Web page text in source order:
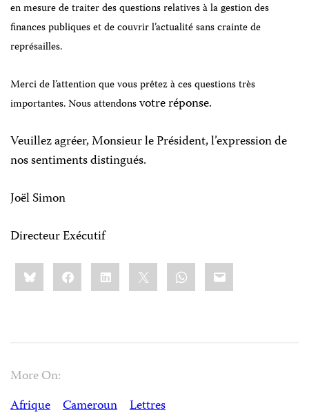
en mesure de traiter des questions relatives à la gestion des
finances publiques et de couvrir l’actualité sans crainte de
représailles.
Merci de l’attention que vous prêtez à ces questions très
importantes.Nous attendonsvotre réponse.
Veuillez agréer, Monsieur le Président, l’expression de
nos sentiments distingués.
Joël Simon
Directeur Exécutif
Share
this:BlueskyFacebookLinkedIn WhatsApp
Email
More On:
Afrique
Cameroun
Lettres